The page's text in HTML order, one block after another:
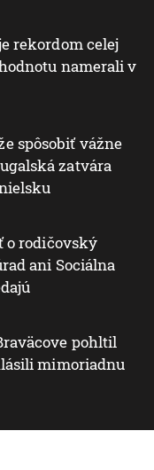
rekordom celej
namerali v
spôsobiť vážne
zatvára
o rodičovský
ani Sociálna
pohltil
mimoriadnu